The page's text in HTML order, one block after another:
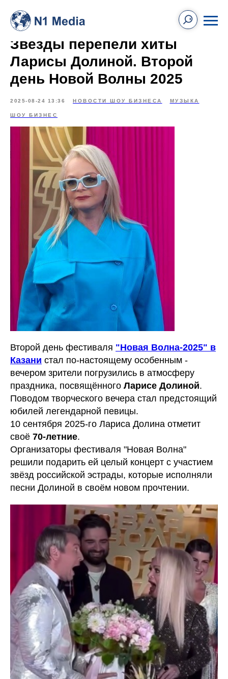
Звёзды перепели хиты
Ларисы Долиной. Второй
день Новой Волны 2025
2025-08-24 13:36 НОВОСТИ ШОУ БИЗНЕСА МУЗЫКА
ШОУ БИЗНЕС
Второй день фестиваля "Новая Волна-2025" в
Казани стал по-настоящему особенным -
вечером зрители погрузились в атмосферу
праздника, посвящённого Ларисе Долиной.
Поводом творческого вечера стал предстоящий
юбилей легендарной певицы.
10 сентября 2025-го Лариса Долина отметит
своё 70-летние.
Организаторы фестиваля "Новая Волна"
решили подарить ей целый концерт с участием
звёзд российской эстрады, которые исполняли
песни Долиной в своём новом прочтении.